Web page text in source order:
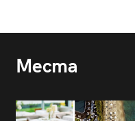
Места